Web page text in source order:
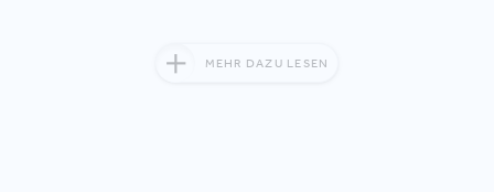
MEHR DAZU LESEN